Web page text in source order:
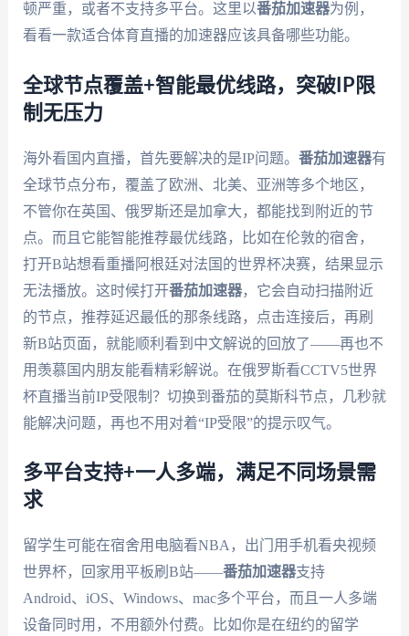
顿严重，或者不支持多平台。这里以番茄加速器为例，
看看一款适合体育直播的加速器应该具备哪些功能。
全球节点覆盖+智能最优线路，突破IP限
制无压力
海外看国内直播，首先要解决的是IP问题。 番茄加速器有
全球节点分布，覆盖了欧洲、北美、亚洲等多个地区，
不管你在英国、俄罗斯还是加拿大，都能找到附近的节
点。而且它能智能推荐最优线路，比如在伦敦的宿舍，
打开B站想看重播阿根廷对法国的世界杯决赛，结果显示
无法播放。这时候打开番茄加速器，它会自动扫描附近
的节点，推荐延迟最低的那条线路，点击连接后，再刷
新B站页面，就能顺利看到中文解说的回放了——再也不
用羡慕国内朋友能看精彩解说。在俄罗斯看CCTV5世界
杯直播当前IP受限制？切换到番茄的莫斯科节点，几秒就
能解决问题，再也不用对着“IP受限”的提示叹气。
多平台支持+一人多端，满足不同场景需
求
留学生可能在宿舍用电脑看NBA，出门用手机看央视频
世界杯，回家用平板刷B站——番茄加速器支持
Android、iOS、Windows、mac多个平台，而且一人多端
设备同时用，不用额外付费。比如你是在纽约的留学